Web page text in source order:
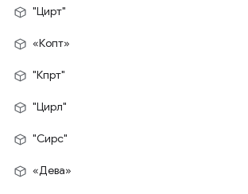
"Цирт"
«Копт»
"Кпрт"
"Цирл"
"Сирс"
«Дева»